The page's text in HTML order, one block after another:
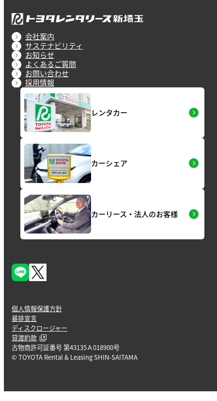
会社案内
サステナビリティ
お知らせ
よくあるご質問
お問い合わせ
採用情報
レンタカー
カーシェア
カーリース・法人のお客様
個人情報保護方針
暴排宣言
ディスクロージャー
貸渡約款
古物商許可証番号 第43135Ａ018900号
© TOYOTA Rental & Leasing SHIN-SAITAMA